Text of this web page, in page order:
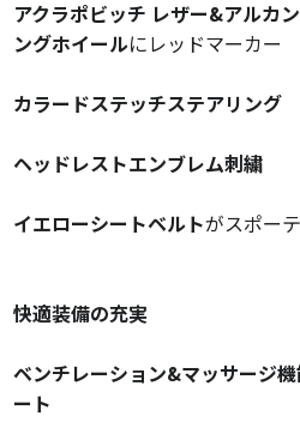
アクラポビッチ レザー&アルカ
ングホイールにレッドマーカー
カラードステッチステアリング
ヘッドレストエンブレム刺繍
イエローシートベルトがスポー
快適装備の充実
ベンチレーション&マッサージ
ート